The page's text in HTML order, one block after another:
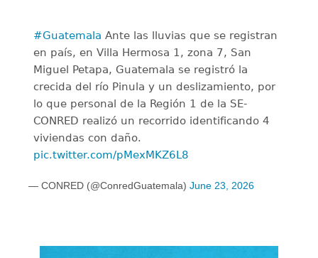
#Guatemala Ante las lluvias que se registran
en país, en Villa Hermosa 1, zona 7, San
Miguel Petapa, Guatemala se registró la
crecida del río Pinula y un deslizamiento, por
lo que personal de la Región 1 de la SE-
CONRED realizó un recorrido identificando 4
viviendas con daño.
pic.twitter.com/pMexMKZ6L8
— CONRED (@ConredGuatemala) June 23, 2026